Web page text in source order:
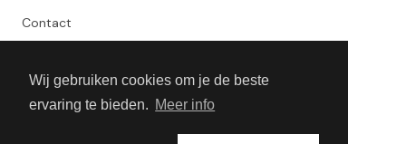
Wij gebruiken cookies om je de beste
ervaring te bieden. Meer info
Contact
Algemene Voorwaarden
Adverteren